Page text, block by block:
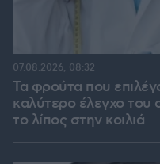
Τα φρούτα που
καλύτερο έλεγχο του
το λίπος στην κοιλιά
07.08.2026, 08:32